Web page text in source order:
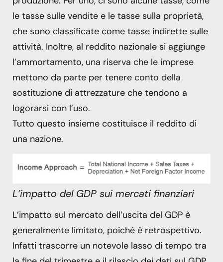
le tasse sulle vendite e le tasse sulla proprietà,
che sono classificate come tasse indirette sulle
attività. Inoltre, al reddito nazionale si aggiunge
l’ammortamento, una riserva che le imprese
mettono da parte per tenere conto della
sostituzione di attrezzature che tendono a
logorarsi con l’uso.
Tutto questo insieme costituisce il reddito di
una nazione.
L’impatto del GDP sui mercati finanziari
L’impatto sul mercato dell’uscita del GDP è
generalmente limitato, poiché è retrospettivo.
Infatti trascorre un notevole lasso di tempo tra